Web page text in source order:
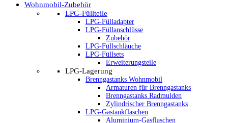
Wohnmobil-Zubehör
LPG-Füllteile
LPG-Fülladapter
LPG-Füllanschlüsse
Zubehör
LPG-Füllschläuche
LPG-Füllsets
Erweiterungsteile
LPG-Lagerung
Brenngastanks Wohnmobil
Armaturen für Brenngastanks
Brenngastanks Radmulden
Zylindrischer Brenngastanks
LPG-Gastankflaschen
Aluminium-Gasflaschen